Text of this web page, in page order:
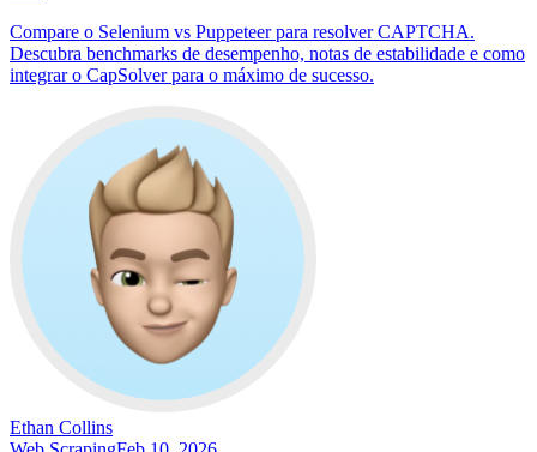
Compare o Selenium vs Puppeteer para resolver CAPTCHA.
Descubra benchmarks de desempenho, notas de estabilidade e como
integrar o CapSolver para o máximo de sucesso.
Ethan Collins